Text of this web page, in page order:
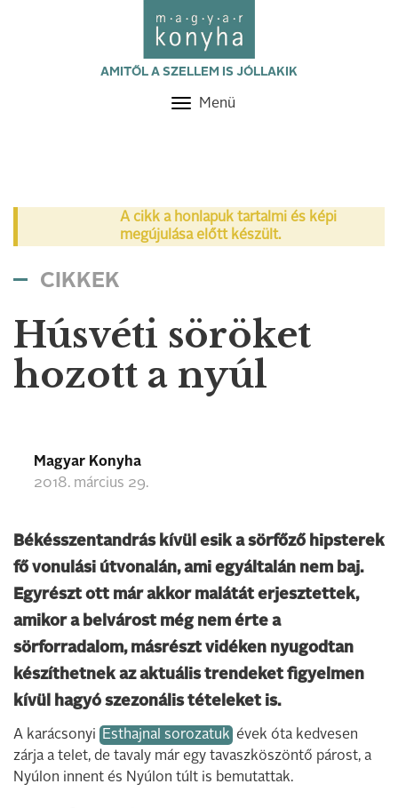
AMITŐL A SZELLEM IS JÓLLAKIK
Toggle
Menü
A cikk a honlapuk tartalmi és képi
megújulása előtt készült.
CIKKEK
Húsvéti söröket
hozott a nyúl
Magyar Konyha
2018. március 29.
Békésszentandrás kívül esik a sörfőző hipsterek
fő vonulási útvonalán, ami egyáltalán nem baj.
Egyrészt ott már akkor malátát erjesztettek,
amikor a belvárost még nem érte a
sörforradalom, másrészt vidéken nyugodtan
készíthetnek az aktuális trendeket figyelmen
kívül hagyó szezonális tételeket is.
A karácsonyi Esthajnal sorozatuk évek óta kedvesen
zárja a telet, de tavaly már egy tavaszköszöntő párost, a
Nyúlon innent és Nyúlon túlt is bemutattak.